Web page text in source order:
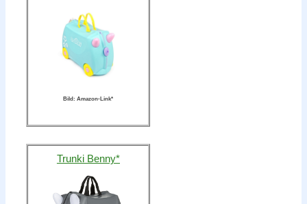
Bild: Amazon-Link*
Trunki Benny*